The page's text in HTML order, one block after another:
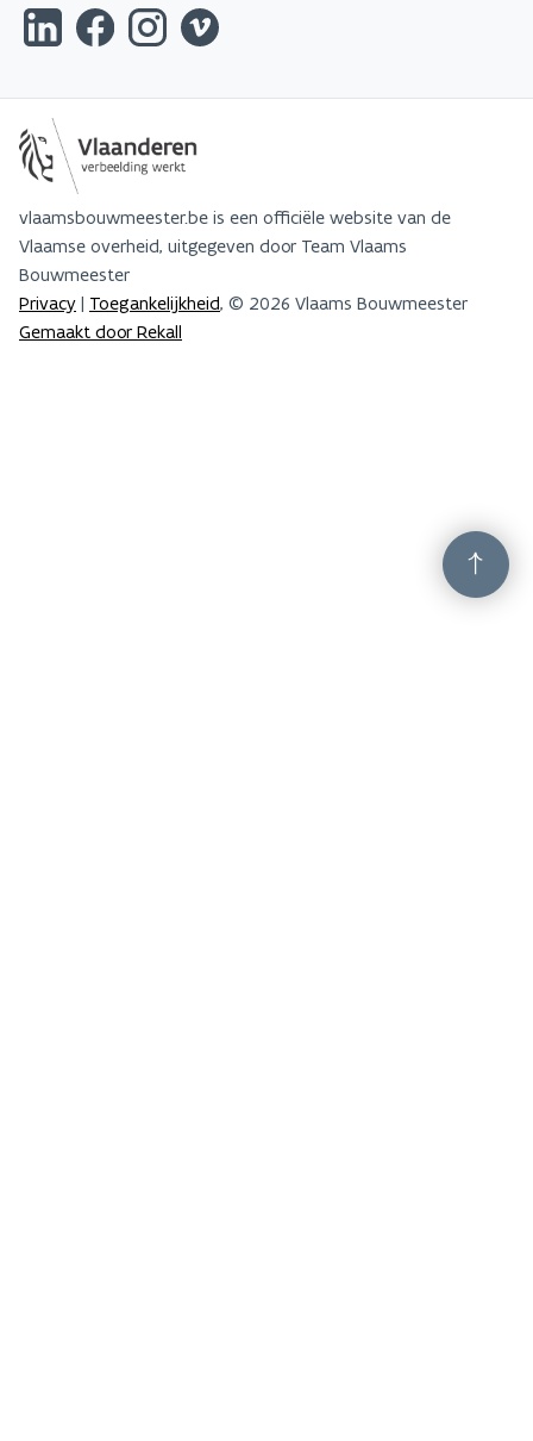
vlaamsbouwmeester.be is een officiële website van de
Vlaamse overheid, uitgegeven door Team Vlaams
Bouwmeester
Privacy | Toegankelijkheid, © 2026 Vlaams Bouwmeester
Gemaakt door Rekall